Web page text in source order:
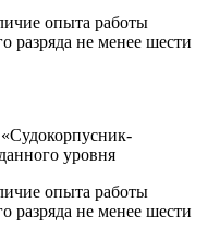
опыта работы
разряда не менее шести
уровня
опыта работы
разряда не менее шести